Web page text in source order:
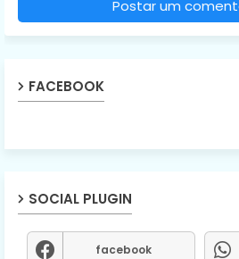
Postar um
FACEBOOK
SOCIAL PLUGIN
facebook